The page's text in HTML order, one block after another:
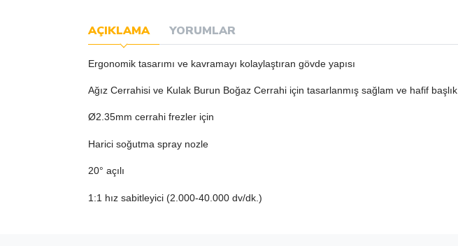
AÇIKLAMA YORUMLAR
Ergonomik tasarımı ve kavramayı kolaylaştıran gövde yapısı
Ağız Cerrahisi ve Kulak Burun Boğaz Cerrahi için tasarlanmış sağlam ve hafif başlık
Ø2.35mm cerrahi frezler için
Harici soğutma spray nozle
20° açılı
1:1 hız sabitleyici (2.000-40.000 dv/dk.)